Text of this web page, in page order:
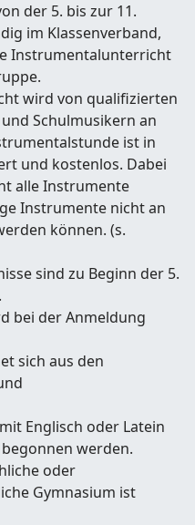
der 5. bis zur 11.
im Klassenverband,
Instrumentalunterricht
wird von qualifizierten
Schulmusikern an
ist in
und kostenlos. Dabei
alle Instrumente
Instrumente nicht an
können. (s.
sind zu Beginn der 5.
bei der Anmeldung
sich aus den
Englisch oder Latein
werden.
oder
Gymnasium ist